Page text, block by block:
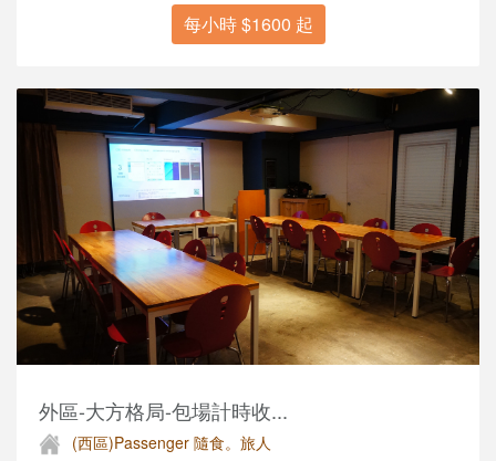
每小時 $1600 起
外區-大方格局-包場計時收...
(西區)Passenger 隨食。旅人